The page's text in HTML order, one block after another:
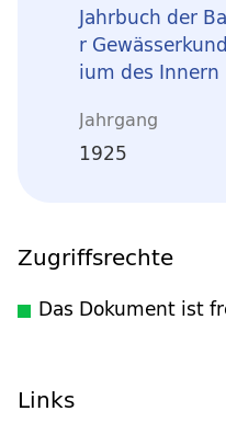
Jahrbuch der
r
ium des Innern
Jahrgang
1925
Zugriffsrechte
Das Dokument ist
Links